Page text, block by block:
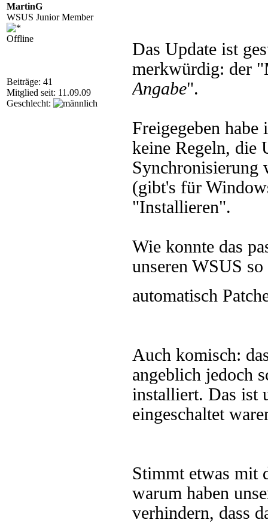
MartinG
WSUS Junior Member
Offline
Beiträge: 41
Mitglied seit: 11.09.09
Geschlecht:
Das Update ist
merkwürdig: der
Angabe".
Freigegeben
keine Regeln, die
Synchronisierung
(gibt's für
"Installieren".
Wie konnte das
unseren WSUS
automatisch
Auch komisch:
angeblich jedoch
installiert. Das ist
eingeschaltet
Stimmt etwas mit
warum haben
verhindern, dass